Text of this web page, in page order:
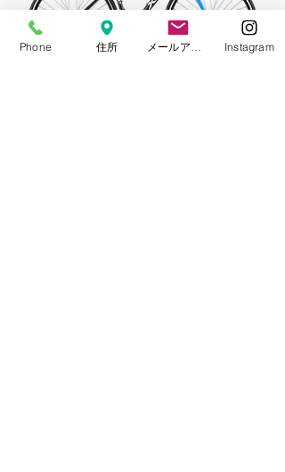
Phone 住所 Instagram